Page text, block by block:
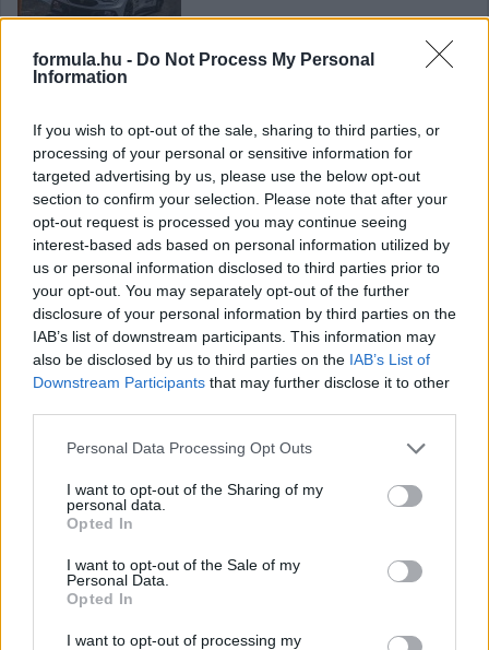
formula.hu - Do Not Process My Personal
Information
If you wish to opt-out of the sale, sharing to third parties, or
processing of your personal or sensitive information for
targeted advertising by us, please use the below opt-out
section to confirm your selection. Please note that after your
opt-out request is processed you may continue seeing
interest-based ads based on personal information utilized by
us or personal information disclosed to third parties prior to
your opt-out. You may separately opt-out of the further
disclosure of your personal information by third parties on the
IAB’s list of downstream participants. This information may
also be disclosed by us to third parties on the IAB’s List of
Downstream Participants that may further disclose it to other
Please note that this website/app uses one or more Google
not limited to your visit or usage behaviour. You may click to
grant or deny consent to Google and its third-party tags to
use your data for below specified purposes in below Google
consent section.
Personal Data Processing Opt Outs
I want to opt-out of the Sharing of my
personal data.
Opted In
I want to opt-out of the Sale of my
Personal Data.
Opted In
I want to opt-out of processing my
Huff ismét győzött a Zengővel, Michelisz a 4.
Hallgasd meg a Formula Podcast
legfrissebb adását!
Kövess minket a Facebookon
29 perce
Russellen